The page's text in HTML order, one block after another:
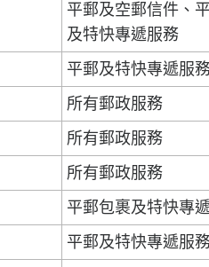
平郵及空郵信件、
及特快專遞服務
平郵及特快專遞服
所有郵政服務
所有郵政服務
所有郵政服務
平郵包裹及特快專
平郵及特快專遞服